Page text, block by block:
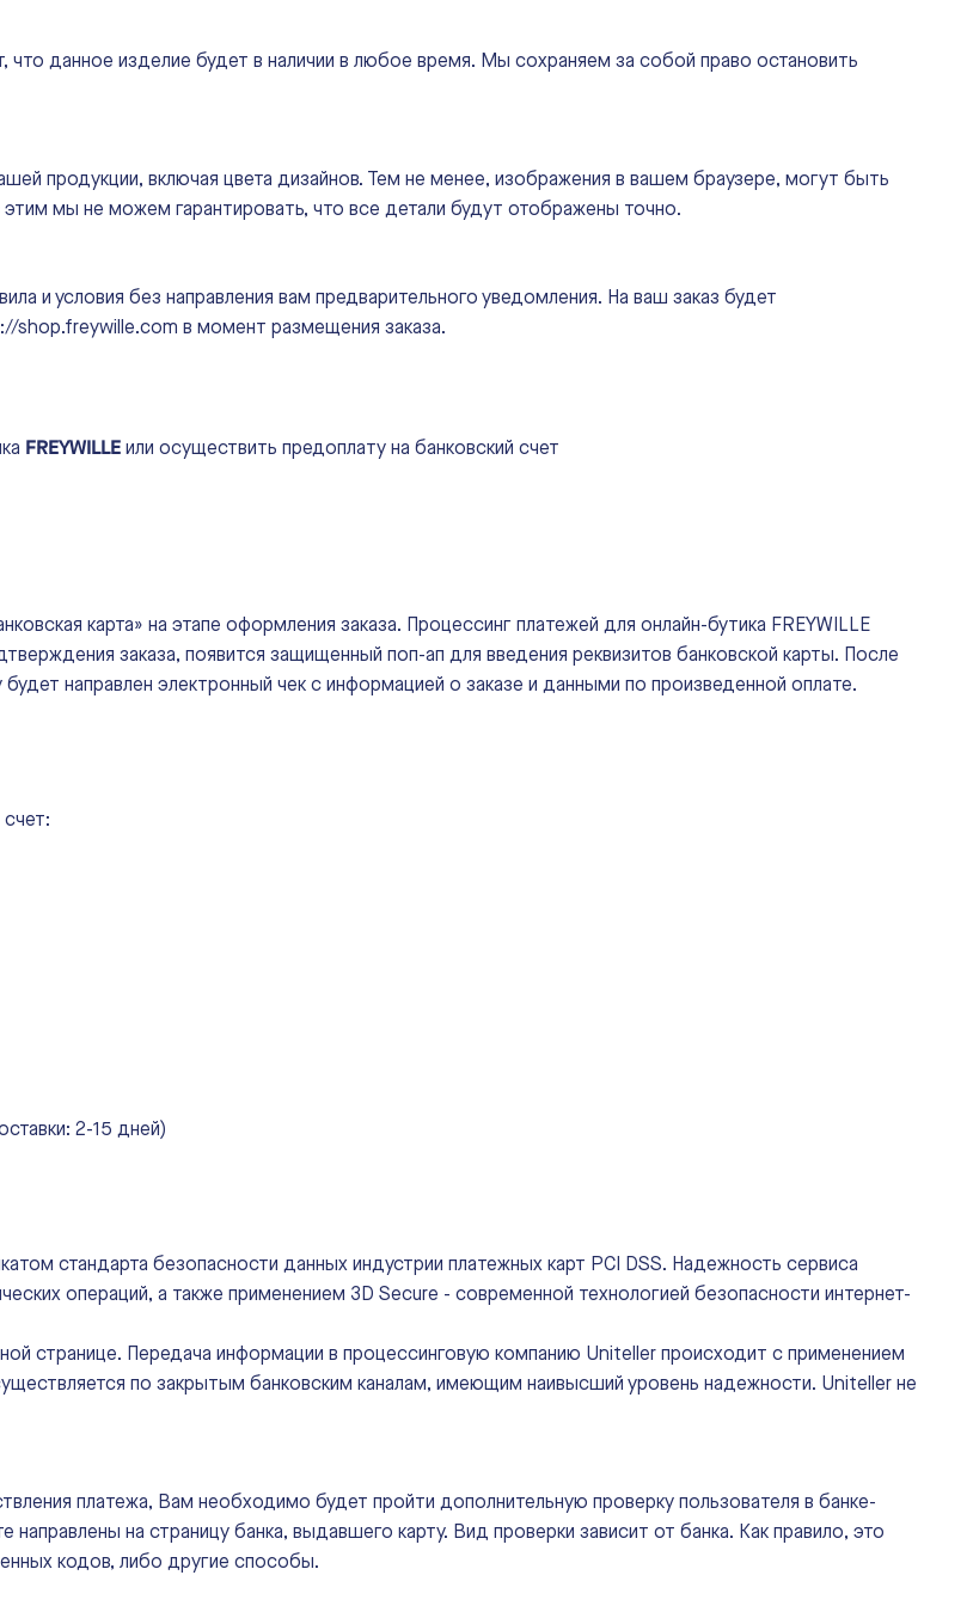
что данное изделие будет в наличии в любое время. Мы сохраняем за собой право остановить
продукции, включая цвета дизайнов. Тем не менее, изображения в вашем браузере, могут быть
мы не можем гарантировать, что все детали будут отображены точно.
и условия без направления вам предварительного уведомления. На ваш заказ будет
shop.freywille.com в момент размещения заказа.
FREYWILLE или осуществить предоплату на банковский счет
карта» на этапе оформления заказа. Процессинг платежей для онлайн-бутика FREYWILLE
заказа, появится защищенный поп-ап для введения реквизитов банковской карты. После
направлен электронный чек с информацией о заказе и данными по произведенной оплате.
2-15 дней)
стандарта безопасности данных индустрии платежных карт PCI DSS. Надежность сервиса
операций, а также применением 3D Secure - современной технологией безопасности интернет-
странице. Передача информации в процессинговую компанию Uniteller происходит с применением
по закрытым банковским каналам, имеющим наивысший уровень надежности. Uniteller не
платежа, Вам необходимо будет пройти дополнительную проверку пользователя в банке-
на страницу банка, выдавшего карту. Вид проверки зависит от банка. Как правило, это
кодов, либо другие способы.